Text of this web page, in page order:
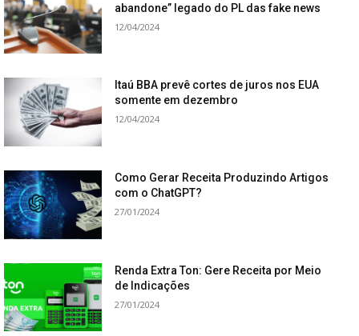
abandone” legado do PL das fake news
12/04/2024
Itaú BBA prevê cortes de juros nos EUA
somente em dezembro
12/04/2024
Como Gerar Receita Produzindo Artigos
com o ChatGPT?
27/01/2024
Renda Extra Ton: Gere Receita por Meio
de Indicações
27/01/2024